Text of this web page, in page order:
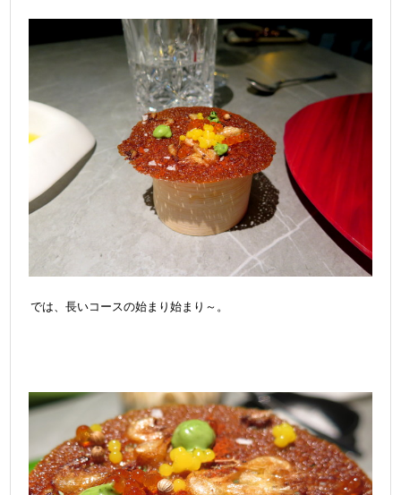
では、長いコースの始まり始まり～。